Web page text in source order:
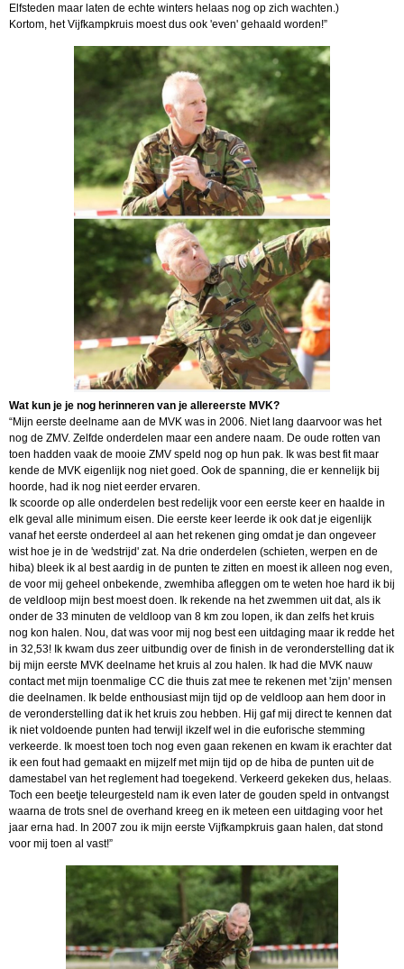
Elfsteden maar laten de echte winters helaas nog op zich wachten.)
Kortom, het Vijfkampkruis moest dus ook 'even' gehaald worden!”
Wat kun je je nog herinneren van je allereerste MVK?
“Mijn eerste deelname aan de MVK was in 2006. Niet lang daarvoor was het
nog de ZMV. Zelfde onderdelen maar een andere naam. De oude rotten van
toen hadden vaak de mooie ZMV speld nog op hun pak. Ik was best fit maar
kende de MVK eigenlijk nog niet goed. Ook de spanning, die er kennelijk bij
hoorde, had ik nog niet eerder ervaren.
Ik scoorde op alle onderdelen best redelijk voor een eerste keer en haalde in
elk geval alle minimum eisen. Die eerste keer leerde ik ook dat je eigenlijk
vanaf het eerste onderdeel al aan het rekenen ging omdat je dan ongeveer
wist hoe je in de 'wedstrijd' zat. Na drie onderdelen (schieten, werpen en de
hiba) bleek ik al best aardig in de punten te zitten en moest ik alleen nog even,
de voor mij geheel onbekende, zwemhiba afleggen om te weten hoe hard ik bij
de veldloop mijn best moest doen. Ik rekende na het zwemmen uit dat, als ik
onder de 33 minuten de veldloop van 8 km zou lopen, ik dan zelfs het kruis
nog kon halen. Nou, dat was voor mij nog best een uitdaging maar ik redde het
in 32,53! Ik kwam dus zeer uitbundig over de finish in de veronderstelling dat ik
bij mijn eerste MVK deelname het kruis al zou halen. Ik had die MVK nauw
contact met mijn toenmalige CC die thuis zat mee te rekenen met 'zijn' mensen
die deelnamen. Ik belde enthousiast mijn tijd op de veldloop aan hem door in
de veronderstelling dat ik het kruis zou hebben. Hij gaf mij direct te kennen dat
ik niet voldoende punten had terwijl ikzelf wel in die euforische stemming
verkeerde. Ik moest toen toch nog even gaan rekenen en kwam ik erachter dat
ik een fout had gemaakt en mijzelf met mijn tijd op de hiba de punten uit de
damestabel van het reglement had toegekend. Verkeerd gekeken dus, helaas.
Toch een beetje teleurgesteld nam ik even later de gouden speld in ontvangst
waarna de trots snel de overhand kreeg en ik meteen een uitdaging voor het
jaar erna had. In 2007 zou ik mijn eerste Vijfkampkruis gaan halen, dat stond
voor mij toen al vast!”